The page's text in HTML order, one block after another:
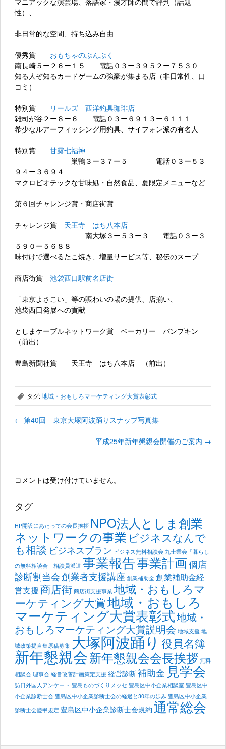
性）、
非日常的な空間、持ち込み自由
優秀賞 おもちゃのぶんぶく
南長崎５ー２６ー１５ 電話０３ー３９５２ー７５３０
知る人ぞ知るカードゲームの強豪が集まる店（非日常性、口
コミ）
特別賞
リールズ 西洋釣具珈琲店
雑司が谷２ー８ー６ 電話０３ー６９１３ー６１１１
希少なルアーフィッシング用釣具、サイフォン派の有名人
特別賞 甘露七福神
巣鴨３ー３７ー５ 電話０３ー５３
９４ー３６９４
マクロビオテックな甘味処・自然食品、夏限定メニューなど
第６回チャレンジ賞・商店街賞
チャレンジ賞 天王寺 はち八本店
南大塚３ー５３ー３ 電話０３ー３
５９０ー５６８８
味付けで選べるたこ焼き、増量サービス等、秘伝のスープ
商店街賞 池袋西口駅前名店街
「東京よさこい」等の賑わいの場の提供、店揃い、
池袋西口発展への貢献
としまケーブルネットワーク賞 ベーカリー パンプキン
（前出 ）
豊島新聞社賞 天王寺 はち八本店 （前出）
, タグ:地域・おもしろマーケティング大賞表彰式
← 第40回 東京大塚阿波踊りスナップ写真集
平成25年新年懇親会開催のご案内 →
コメントは受け付けていません。
タグ
HP開設にあたっての会長挨拶 NPO法人としま創業
ネットワークの事業 ビジネスなんで
も相談 ビジネスプラン ビジネス無料相談会 九士業会「暮らし
の無料相談会」相談員派遣 事業報告事業計画個店
診断割当会創業者支援講座 創業補助金 創業補助金経
営支援商店街 商店街支援事業 地域・おもしろマ
ーケティング大賞地域・おもしろ
マーケティング大賞表彰式地域・
おもしろマーケティング大賞説明会 地域支援 地
域政策提言集原稿募集 大塚阿波踊り役員名簿
新年懇親会新年懇親会会長挨拶 無料
相談会 理事会 経営改善計画策定支援 経営診断補助金 見学会
訪日外国人アンケート 豊島ものづくりメッセ 豊島区中小企業相談室 豊島区中
小企業診断士会 豊島区中小企業診断士会の経過と30年の歩み 豊島区中小企業
診断士会慶弔規定 豊島区中小企業診断士会規約 通常総会